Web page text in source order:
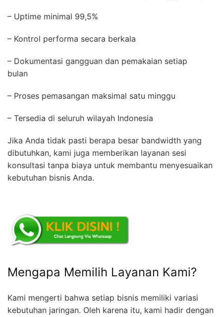
– Uptime minimal 99,5%
– Kontrol performa secara berkala
– Dokumentasi gangguan dan pemakaian setiap
bulan
– Proses pemasangan maksimal satu minggu
– Tersedia di seluruh wilayah Indonesia
Jika Anda tidak pasti berapa besar bandwidth yang
dibutuhkan, kami juga memberikan layanan sesi
konsultasi tanpa biaya untuk membantu menyesuaikan
kebutuhan bisnis Anda.
Mengapa Memilih Layanan Kami?
Kami mengerti bahwa setiap bisnis memiliki variasi
kebutuhan jaringan. Oleh karena itu, kami hadir dengan